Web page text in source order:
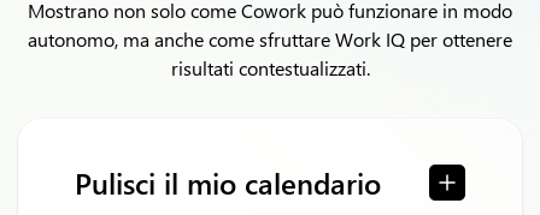
Mostrano non solo come Cowork può funzionare in modo
autonomo, ma anche come sfruttare Work IQ per ottenere
risultati contestualizzati.
Pulisci il mio calendario